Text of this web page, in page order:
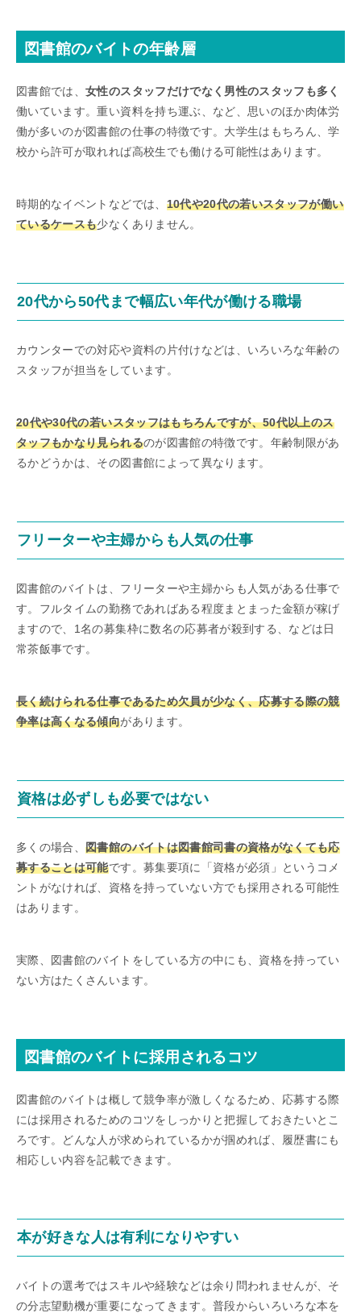
図書館のバイトの年齢層
図書館では、女性のスタッフだけでなく男性のスタッフも多く
働いています。重い資料を持ち運ぶ、など、思いのほか肉体労
働が多いのが図書館の仕事の特徴です。大学生はもちろん、学
校から許可が取れれば高校生でも働ける可能性はあります。
時期的なイベントなどでは、 10代や20代の若いスタッフが働い
ているケースも少なくありません。
20代から50代まで幅広い年代が働ける職場
カウンターでの対応や資料の片付けなどは、いろいろな年齢の
スタッフが担当をしています。
20代や30代の若いスタッフはもちろんですが、50代以上のス
タッフもかなり見られるのが図書館の特徴です。年齢制限があ
るかどうかは、その図書館によって異なります。
フリーターや主婦からも人気の仕事
図書館のバイトは、フリーターや主婦からも人気がある仕事で
す。フルタイムの勤務であればある程度まとまった金額が稼げ
ますので、1名の募集枠に数名の応募者が殺到する、などは日
常茶飯事です。
長く続けられる仕事であるため欠員が少なく、応募する際の競
争率は高くなる傾向があります。
資格は必ずしも必要ではない
多くの場合、図書館のバイトは図書館司書の資格がなくても応
募することは可能です。募集要項に「資格が必須」というコメ
ントがなければ、資格を持っていない方でも採用される可能性
はあります。
実際、図書館のバイトをしている方の中にも、資格を持ってい
ない方はたくさんいます。
図書館のバイトに採用されるコツ
図書館のバイトは概して競争率が激しくなるため、応募する際
には採用されるためのコツをしっかりと把握しておきたいとこ
ろです。どんな人が求められているかが掴めれば、履歴書にも
相応しい内容を記載できます。
本が好きな人は有利になりやすい
バイトの選考ではスキルや経験などは余り問われませんが、そ
の分志望動機が重要になってきます。普段からいろいろな本を